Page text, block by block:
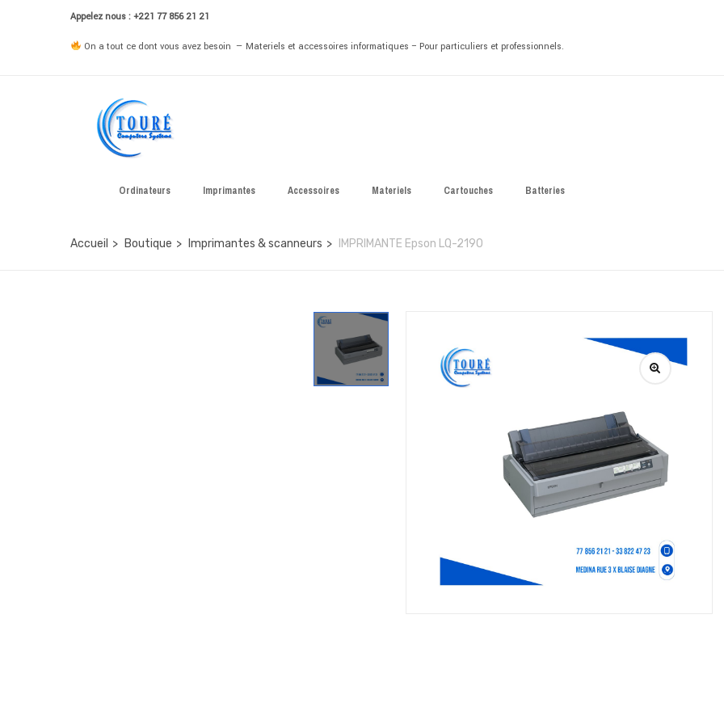
Appelez nous : +221 77 856 21 21
On a tout ce dont vous avez besoin — Materiels et accessoires informatiques – Pour particuliers et professionnels.
Ordinateurs Imprimantes Accessoires Materiels Cartouches Batteries
Accueil Boutique Imprimantes & scanneurs IMPRIMANTE Epson LQ-2190